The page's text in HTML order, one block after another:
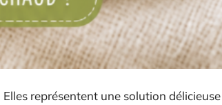
représentent une solution